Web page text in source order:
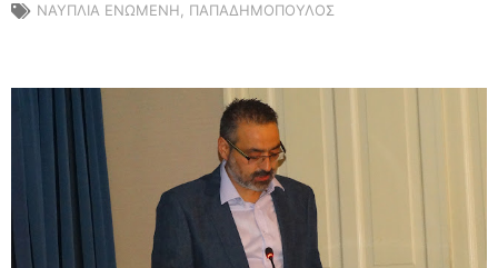
ΝΑΥΠΛΊΑ ΕΝΩΜΈΝΗ, ΠΑΠΑΔΗΜΟΠΟΥΛΟΣ